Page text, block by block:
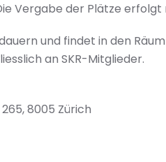
Vergabe der Plätze erfolgt
und findet in den
an SKR-Mitglieder.
8005 Zürich